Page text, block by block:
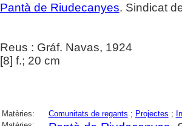
Pantà de Riudecanyes. Sindicat
Reus : Gráf. Navas, 1924
[8] f.; 20 cm
Matèries: Comunitats de regants ; Projectes ;